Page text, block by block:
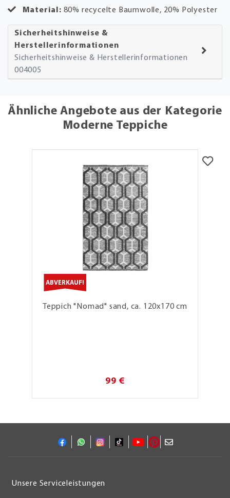
Material: 80% recycelte Baumwolle, 20% Polyester
Sicherheitshinweise &
Herstellerinformationen
Sicherheitshinweise & Herstellerinformationen
004005
Ähnliche Angebote aus der Kategorie
Moderne Teppiche
ABVERKAUF!
Teppich "Nomad" sand, ca. 120x170 cm
99 €
Unsere Serviceleistungen